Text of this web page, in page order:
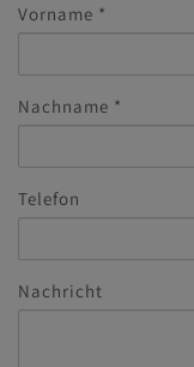
Vorname
Nachname
Telefon
Nachricht